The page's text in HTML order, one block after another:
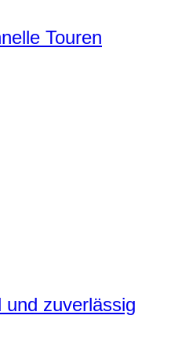
Touren
zuverlässig